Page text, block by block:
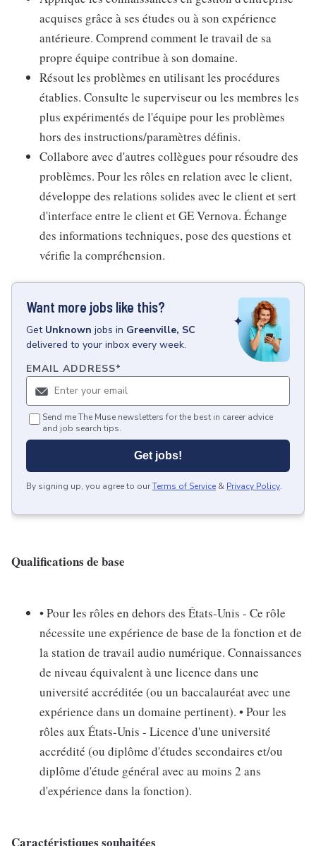
acquises grâce à ses études ou à son expérience
antérieure. Comprend comment le travail de sa
propre équipe contribue à son domaine.
Résout les problèmes en utilisant les procédures
établies. Consulte le superviseur ou les membres les
plus expérimentés de l'équipe pour les problèmes
hors des instructions/paramètres définis.
Collabore avec d'autres collègues pour résoudre des
problèmes. Pour les rôles en relation avec le client,
développe des relations solides avec le client et sert
d'interface entre le client et GE Vernova. Échange
des informations techniques, pose des questions et
vérifie la compréhension.
Want more jobs like this?
Get Unknown jobs in Greenville, SC
delivered to your inbox every week.
EMAIL ADDRESS*
Send me The Muse newsletters for the best in career advice
and job search tips.
Get jobs!
By signing up, you agree to ourTerms of Service & Privacy Policy.
Qualifications de base
• Pour les rôles en dehors des États-Unis - Ce rôle
nécessite une expérience de base de la fonction et de
la station de travail audio numérique. Connaissances
de niveau équivalent à une licence dans une
université accréditée (ou un baccalauréat avec une
expérience dans un domaine pertinent). • Pour les
rôles aux États-Unis - Licence d'une université
accrédité (ou diplôme d'études secondaires et/ou
diplôme d'étude général avec au moins 2 ans
d'expérience dans la fonction).
Caractéristiques souhaitées